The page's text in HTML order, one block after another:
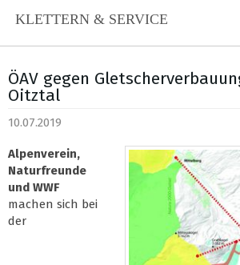
KLETTERN & SERVICE
ÖAV gegen
Oitztal
10.07.2019
Alpenverein,
Naturfreunde
und WWF
machen sich bei
der